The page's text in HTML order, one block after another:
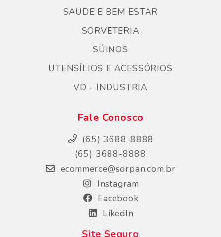
SAUDE E BEM ESTAR
SORVETERIA
SÚINOS
UTENSÍLIOS E ACESSÓRIOS
VD - INDUSTRIA
Fale Conosco
(65) 3688-8888
(65) 3688-8888
ecommerce@sorpan.com.br
Instagram
Facebook
LikedIn
Site Seguro